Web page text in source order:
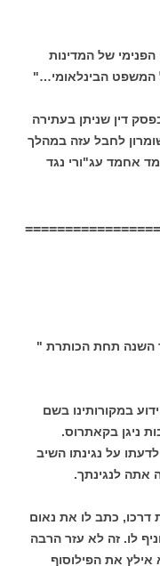
של המדינות
המשפט הבינלאומי…"
דין שניתן בעתירה
לחבל עזה במהלך
– כיפאח מחמד אחמד עג"ורי נגד
השנה תחת הכותרת "
במקורותינו בשם
ניגן בקאתרוס.
על נגינתו השיב
אתה לנגינתך.
דרכו, כתב לו את נאום
לו. זה לא עזר הרבה
אילץ את הפילוסוף